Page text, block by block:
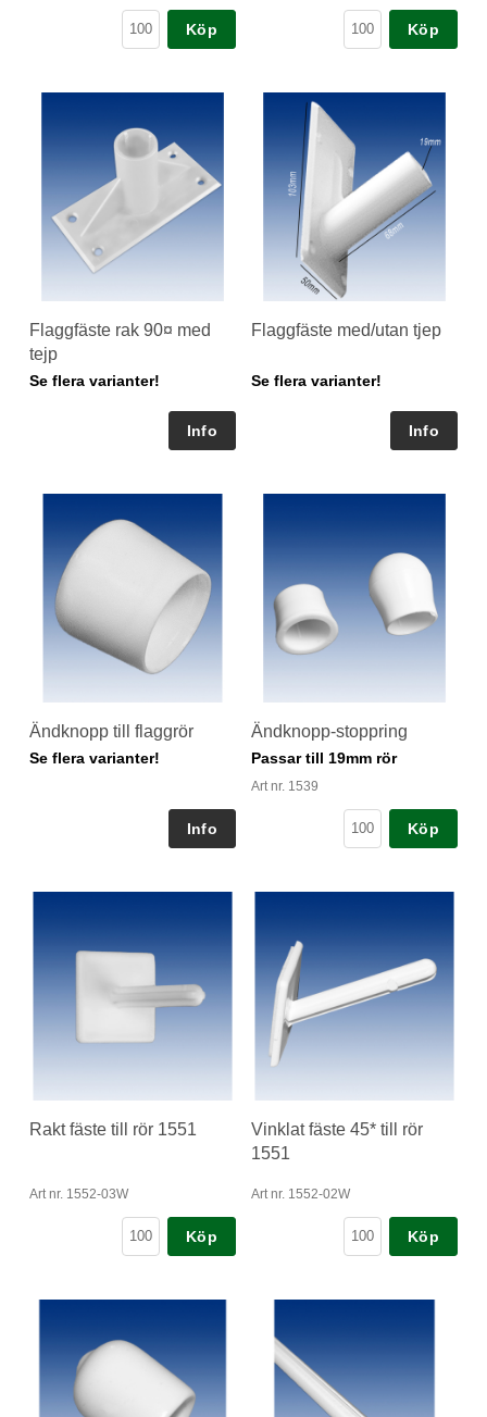
Köp Köp
Flaggfäste rak 90¤ med
tejp
Se flera varianter!
Flaggfäste med/utan tjep
Se flera varianter!
Ändknopp till flaggrör
Se flera varianter!
Ändknopp-stoppring
Passar till 19mm rör
Art nr. 1539
Köp
Rakt fäste till rör 1551
Art nr. 1552-03W
Köp
Vinklat fäste 45* till rör
1551
Art nr. 1552-02W
Köp